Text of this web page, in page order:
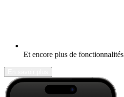
Et encore plus de fonctionnalités